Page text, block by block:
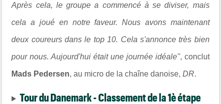
Après cela, le groupe a commencé à se diviser, mais
cela a joué en notre faveur. Nous avons maintenant
deux coureurs dans le top 10. Cela s'annonce très bien
pour nous. Aujourd'hui était une journée idéale", conclut
Mads Pedersen, au micro de la chaîne danoise,DR.
Tour du Danemark - Classement de la 1è étape